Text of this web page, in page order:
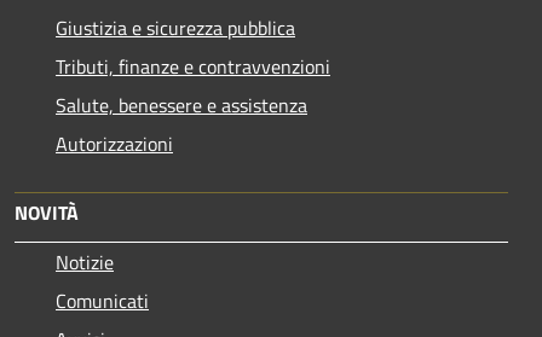
Giustizia e sicurezza pubblica
Tributi, finanze e contravvenzioni
Salute, benessere e assistenza
Autorizzazioni
NOVITÀ
Notizie
Comunicati